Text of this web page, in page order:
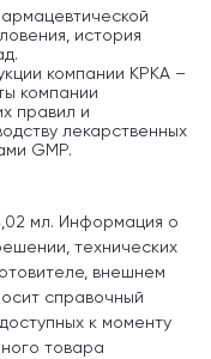
история
компании КРКА –
компании
правил и
лекарственных
GMP.
мл. Информация о
технических
внешнем
справочный
к моменту
товара